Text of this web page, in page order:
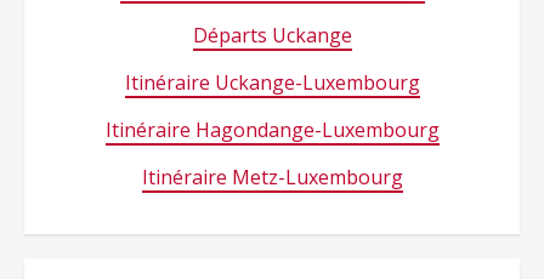
Départs Uckange
Itinéraire Uckange-Luxembourg
Itinéraire Hagondange-Luxembourg
Itinéraire Metz-Luxembourg